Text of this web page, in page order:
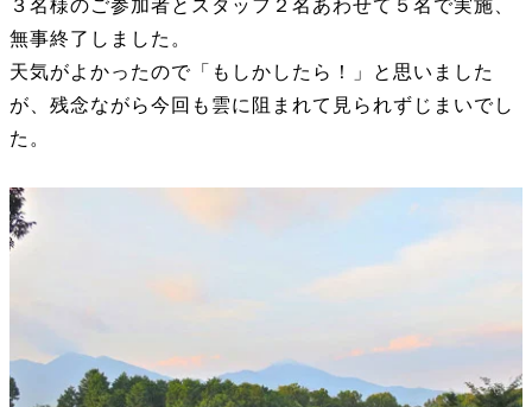
３名様のご参加者とスタッフ２名あわせて５名で実施、
無事終了しました。
天気がよかったので「もしかしたら！」と思いました
が、残念ながら今回も雲に阻まれて見られずじまいでし
た。